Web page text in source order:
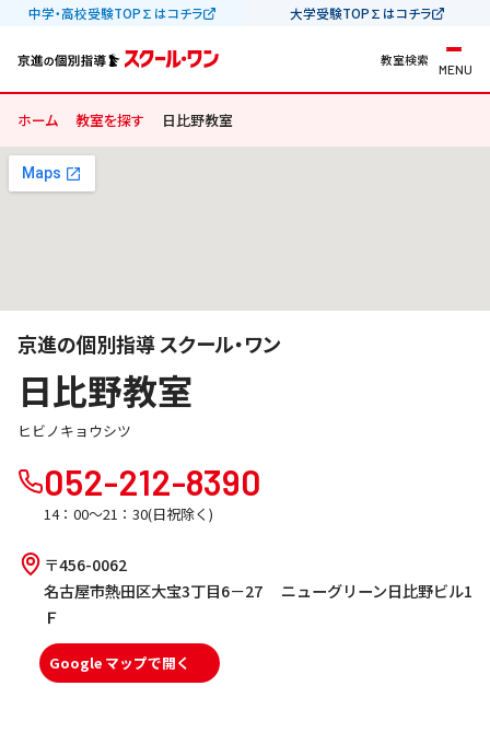
中学・高校受験TOP∑はコチラ 大学受験TOP∑はコチラ
教室検索
MENU
ホーム 教室を探す 日比野教室
京進の個別指導 スクール・ワン
日比野教室
ヒビノキョウシツ
052-212-8390
14：00～21：30(日祝除く)
〒456-0062
名古屋市熱田区大宝3丁目6－27 ニューグリーン日比野ビル1
Ｆ
Google マップで開く